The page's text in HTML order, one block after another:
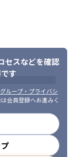
めます
備な開発環境を整
積めます
を味わえます
ド』などに変わる
なシステムを扱い
ーザーの“働く楽し
ー目線で事業の成
技術に貪欲にチャ
セスなどを確認
す
ループ・プライバシ
会員登録へお進みく